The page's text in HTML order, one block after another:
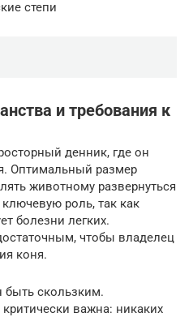
степи
и требования к
денник, где он
Оптимальный размер
животному развернуться
роль, так как
болезни легких.
чтобы владелец
коня.
скользким.
важна: никаких